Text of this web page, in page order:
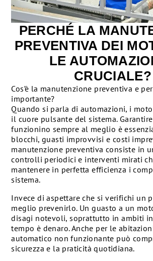
PERCHÉ LA
PREVENTIVA DEI
LE
CRUCIALE?
Cos’è la manutenzione preventiva e
importante?
Quando si parla di automazioni, i
il cuore pulsante del sistema.
funzionino sempre al meglio è
blocchi, guasti improvvisi e costi
manutenzione preventiva consiste in
controlli periodici e interventi mirati
mantenere in perfetta efficienza i
sistema.
Invece di aspettare che si verifichi un
meglio prevenirlo. Un guasto a un
disagi notevoli, soprattutto in ambiti
tempo è denaro. Anche per le
automatico non funzionante può
sicurezza e la praticità quotidiana.